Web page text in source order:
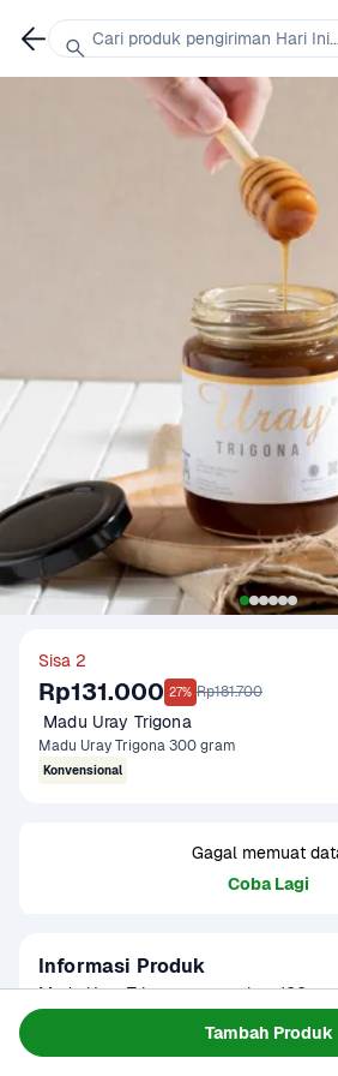
Tambah Produk
Sisa 2
Rp131.000 27% Rp181.700
Madu Uray Trigona
Madu Uray Trigona 300 gram
Konvensional
Gagal memuat
Coba Lagi
Informasi Produk
Madu Uray Trigona merupakan 100
wilayah pegunungan Sulawesi dengan
Cari produk pengiriman Hari Ini...